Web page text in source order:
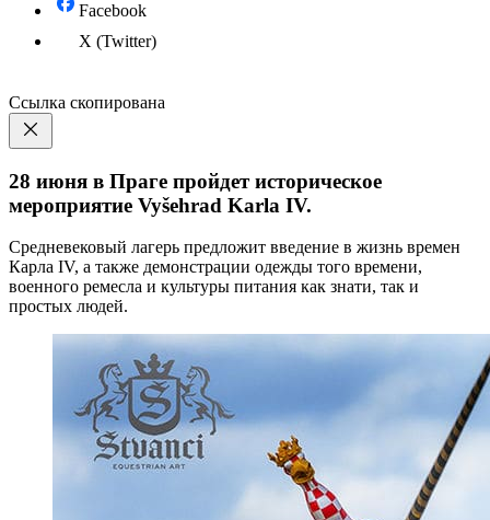
Facebook
X (Twitter)
Ссылка скопирована
28 июня в Праге пройдет историческое
мероприятие Vyšehrad Karla IV.
Средневековый лагерь предложит введение в жизнь времен
Карла IV, а также демонстрации одежды того времени,
военного ремесла и культуры питания как знати, так и
простых людей.